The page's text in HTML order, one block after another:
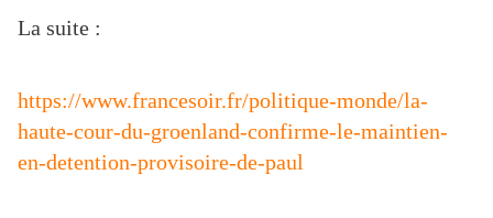
La suite :
https://www.francesoir.fr/politique-monde/la-
haute-cour-du-groenland-confirme-le-maintien-
en-detention-provisoire-de-paul